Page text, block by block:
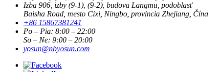
Izba 906, izby (9-1), (9-2), budova Langmu, podoblasť
Baisha Road, mesto Cixi, Ningbo, provincia Zhejiang, Čína
+86 15867381241
Po – Pia: 8:00 – 22:00
So – Ne: 9:00 – 20:00
yosun@nbyosun.com